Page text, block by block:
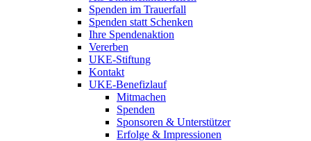
Spenden im Trauerfall
Spenden statt Schenken
Ihre Spendenaktion
Vererben
UKE-Stiftung
Kontakt
UKE-Benefizlauf
Mitmachen
Spenden
Sponsoren & Unterstützer
Erfolge & Impressionen